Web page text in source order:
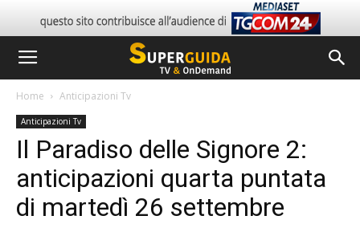
Home Anticipazioni Tv
Anticipazioni Tv
Il Paradiso delle Signore 2:
anticipazioni quarta puntata
di martedì 26 settembre